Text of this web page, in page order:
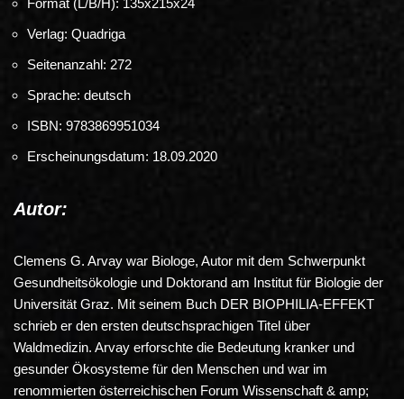
Format (L/B/H): 135x215x24
Verlag: Quadriga
Seitenanzahl: 272
Sprache: deutsch
ISBN: 9783869951034
Erscheinungsdatum: 18.09.2020
Autor:
Clemens G. Arvay war Biologe, Autor mit dem Schwerpunkt
Gesundheitsökologie und Doktorand am Institut für Biologie der
Universität Graz. Mit seinem Buch DER BIOPHILIA-EFFEKT
schrieb er den ersten deutschsprachigen Titel über
Waldmedizin. Arvay erforschte die Bedeutung kranker und
gesunder Ökosysteme für den Menschen und war im
renommierten österreichischen Forum Wissenschaft & amp;